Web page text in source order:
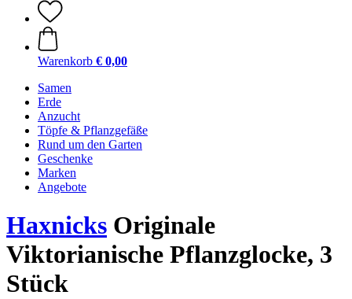
Warenkorb € 0,00
Samen
Erde
Anzucht
Töpfe & Pflanzgefäße
Rund um den Garten
Geschenke
Marken
Angebote
Haxnicks Originale
Viktorianische Pflanzglocke, 3
Stück